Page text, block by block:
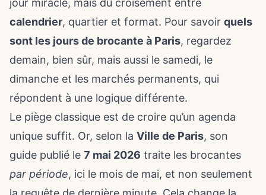
jour miracle, mais du croisement entre
calendrier, quartier et format. Pour savoir quels
sont les jours de brocante à Paris, regardez
demain, bien sûr, mais aussi le samedi, le
dimanche et les marchés permanents, qui
répondent à une logique différente.
Le piège classique est de croire qu’un agenda
unique suffit. Or, selon la Ville de Paris, son
guide publié le 7 mai 2026 traite les brocantes
par période, ici le mois de mai, et non seulement